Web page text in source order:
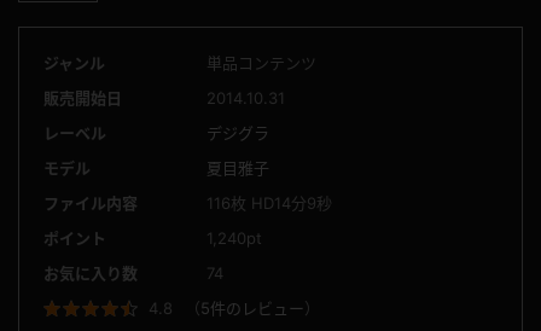
ジャンル
単品コンテンツ
販売開始日
2014.10.31
レーベル
デジグラ
モデル
夏目雅子
ファイル内容
116枚 HD14分9秒
ポイント
1,240pt
お気に入り数
74
4.8
（5件のレビュー）